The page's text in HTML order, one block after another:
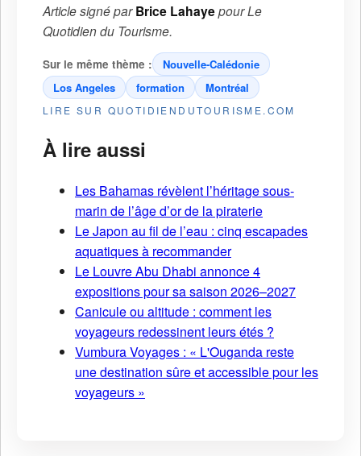
Article signé parBrice LahayepourLe
Quotidien du Tourisme.
Sur le même thème :
Nouvelle-Calédonie
Los Angeles
formation Montréal
LIRE SUR QUOTIDIENDUTOURISME.COM
À lire aussi
Les Bahamas révèlent l’héritage sous-
marin de l’âge d’or de la piraterie
Le Japon au fil de l’eau : cinq escapades
aquatiques à recommander
Le Louvre Abu Dhabi annonce 4
expositions pour sa saison 2026–2027
Canicule ou altitude : comment les
voyageurs redessinent leurs étés ?
Vumbura Voyages : « L'Ouganda reste
une destination sûre et accessible pour les
voyageurs »